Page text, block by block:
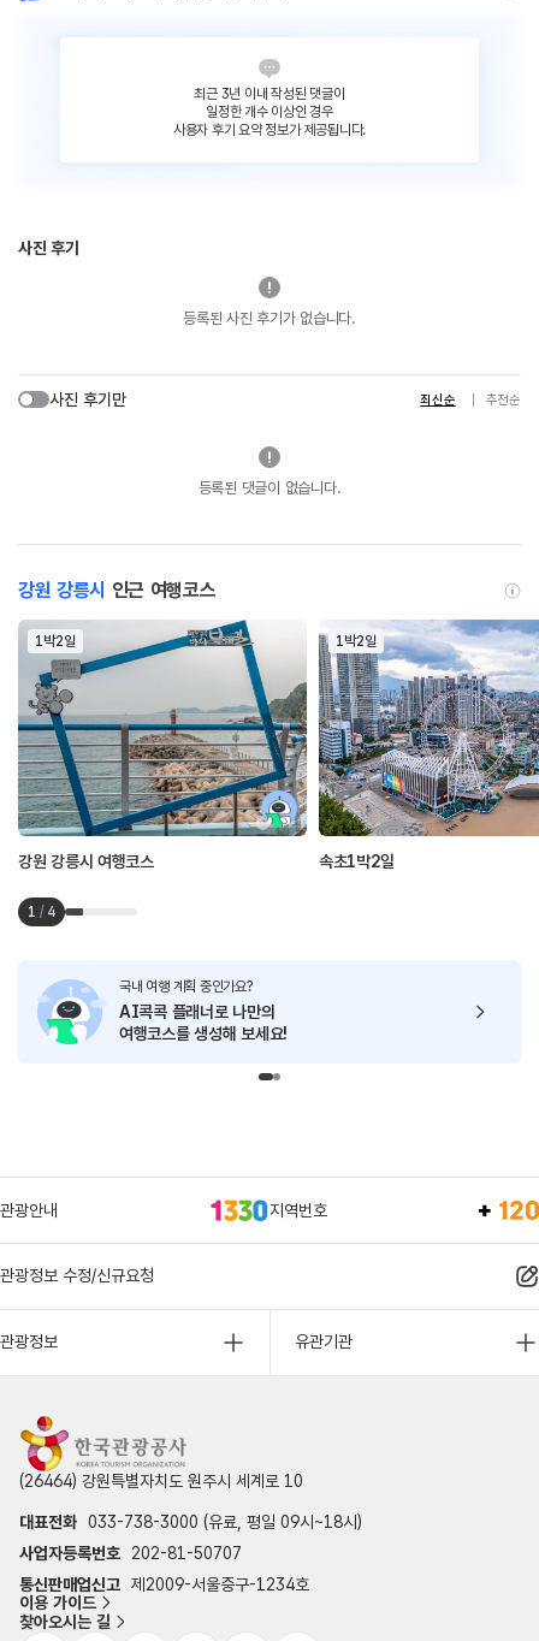
최근 3년 이내 작성된 댓글이
일정한 개수 이상인 경우
사용자 후기 요약 정보가 제공됩니다.
사진 후기
등록된 사진 후기가 없습니다.
사진 후기만 최신순 추천순
등록된 댓글이 없습니다.
강원 강릉시 인근 여행코스
1박2일
강원 강릉시 여행코스
1박2일
속초1박2일
1 / 4
국내 여행 계획 중인가요?
AI콕콕 플래너로 나만의
여행코스를 생성해 보세요!
관광안내 지역번호
관광정보 수정/신규요청
관광정보 유관기관
(26464) 강원특별자치도 원주시 세계로 10
대표전화 033-738-3000 (유료, 평일 09시~18시)
사업자등록번호
202-81-50707
통신판매업신고 제2009-서울중구-1234호
이용 가이드
찾아오시는 길